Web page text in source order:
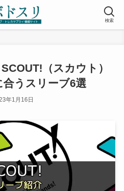
検索
（スカウト）
うスリーブ6選
年1月16日